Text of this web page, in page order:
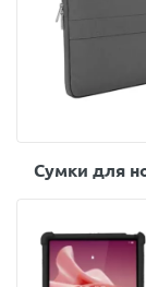
Сумки для